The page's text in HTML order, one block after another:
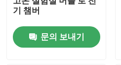
시험소 드라이어 오븐
기 챔버
문의 보내기